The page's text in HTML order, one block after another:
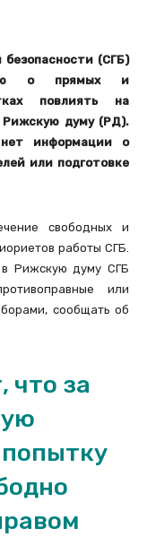
безопасности (СГБ)
о прямых и
повлиять на
Рижскую думу (РД).
информации о
или подготовке
свободных и
работы СГБ.
Рижскую думу СГБ
или
сообщать об
что за